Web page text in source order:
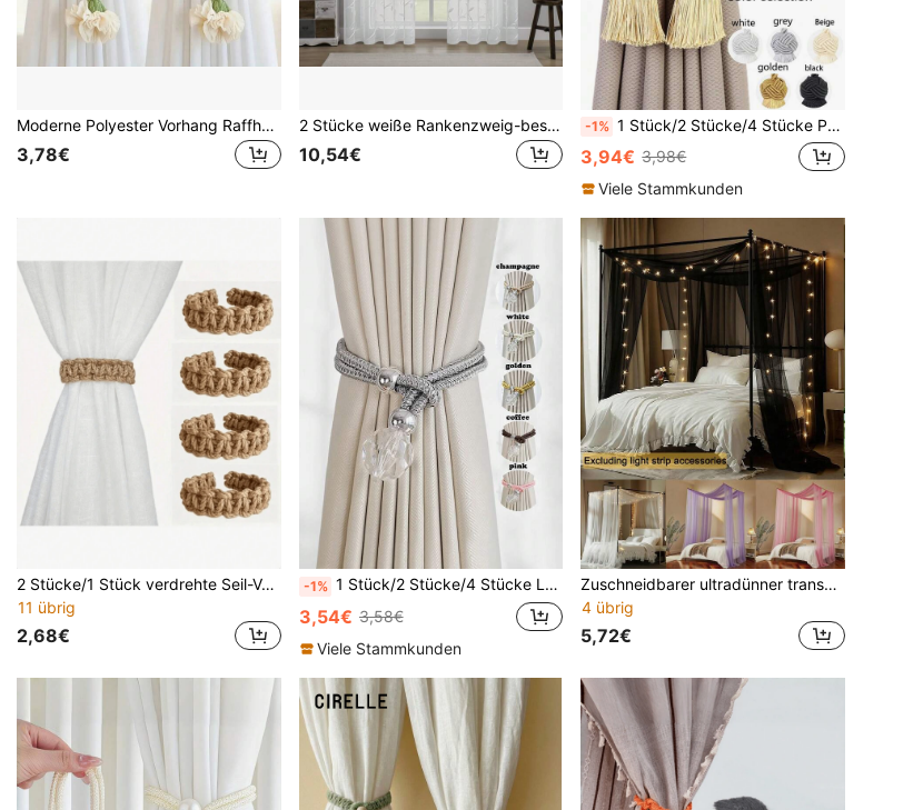
Moderne Polyester Vorhang Raffhalter, Lavendel Blumen Design mit grünem Seil | Dekorative Vorhang Halter für Zuhause und Büro | Elegante Fenster Accessoires, Modische Vorhang Raffhalter | Anmutiger Wohndekoration
3,78€
2 Stücke weiße Rankenzweig-bestickte halbtransparente Vorhangpaneele mit Ösen, dekorative Sichtschutzvorhänge für Schlafzimmer, Wohnzimmer, Esszimmer, Terrasse, Balkon
10,54€
-1% 1 Stück/2 Stücke/4 Stücke Polyester Quaste Vorhang Raffhalter, in verschiedenen Farben erhältlich, geeignet zum Fixieren von Vorhängen
3,94€ 3,98€
Viele Stammkunden
2 Stücke/1 Stück verdrehte Seil-Vorhanghalter, Vorhanghaken, Seilhalter, Wohnzimmerdekoration, Heimdekoration Modeaccessoire, Hausdekoration, Valentinstag, Valentinstag Hochzeit, Geburtstag, Schlafzimmer Vorhang, Boho-Stil Raumdekoration, Herbstdekoration, Weihnachtsdekoration
11 übrig
2,68€
-1% 1 Stück/2 Stücke/4 Stücke Luxus Kristall Vorhang Querbinder aus Polyester, geeignet zum Fixieren und Dekorieren von Vorhängen, in verschiedenen Farben erhältlich
3,54€ 3,58€
Viele Stammkunden
Zuschneidbarer ultradünner transparenter Tüllstoff 75*300cm/75*600cm, transparente Vorhänge Bettbaldachin Hochzeitsbogen Drapierung; DIY 3D Schmetterling Windspiel Perlen Türvorhang Hängedekoration, Hochzeit Geburtstag Party Zuhause Hintergrund Trennwand Dekoration Fotorequisite
4 übrig
5,72€